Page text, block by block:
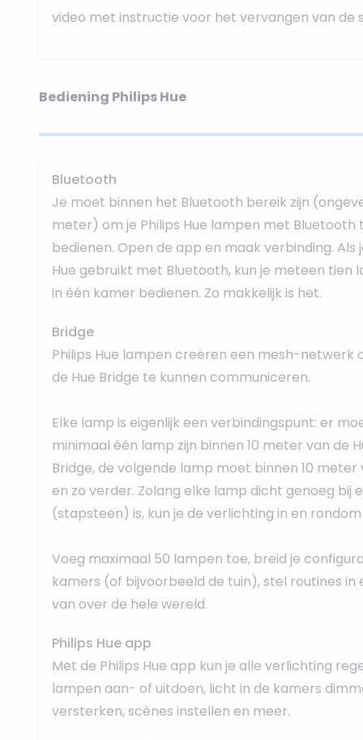
video met instructie voor het vervangen van de
Bediening Philips Hue
Bluetooth
Je moet binnen het Bluetooth bereik zijn
meter) om je Philips Hue lampen met Bluetooth
bedienen. Open de app en maak verbinding. Als
Hue gebruikt met Bluetooth, kun je meteen tien
in één kamer bedienen. Zo makkelijk is het.
Bridge
Philips Hue lampen creëren een mesh-netwerk
de Hue Bridge te kunnen communiceren.
Elke lamp is eigenlijk een verbindingspunt: er
minimaal één lamp zijn binnen 10 meter van de
Bridge, de volgende lamp moet binnen 10
en zo verder. Zolang elke lamp dicht genoeg bij
(stapsteen) is, kun je de verlichting in en
Voeg maximaal 50 lampen toe, breid je
kamers (of bijvoorbeeld de tuin), stel routines in
van over de hele wereld.
Philips Hue app
Met de Philips Hue app kun je alle verlichting
lampen aan- of uitdoen, licht in de kamers
versterken, scènes instellen en meer.